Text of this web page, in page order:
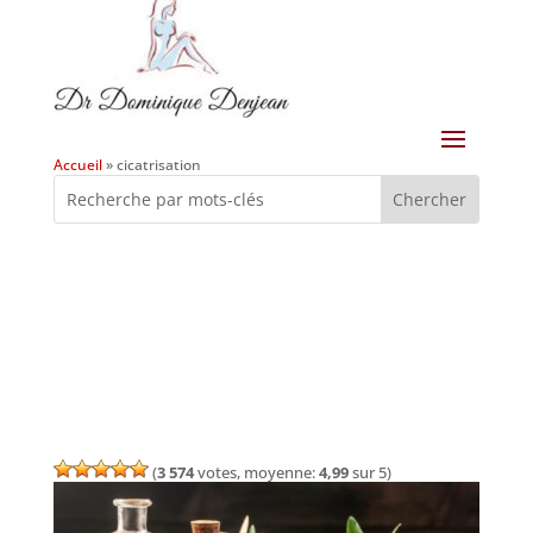
Accueil»cicatrisation
(3 574votes, moyenne:4,99sur 5)